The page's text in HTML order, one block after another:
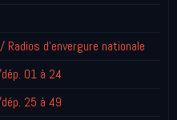
/ Radios d'envergure nationale
dép. 01 à 24
dép. 25 à 49